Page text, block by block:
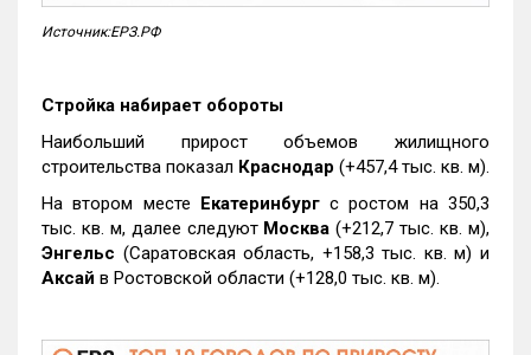
Источник:ЕРЗ.РФ
Стройка набирает обороты
Наибольший прирост объемов жилищного
строительства показал Краснодар (+457,4 тыс. кв. м).
На втором месте Екатеринбургс ростом на 350,3
тыс. кв. м, далее следуют Москва (+212,7 тыс. кв. м),
Энгельс (Саратовская область, +158,3 тыс. кв. м) и
Аксай в Ростовской области (+128,0 тыс. кв. м).